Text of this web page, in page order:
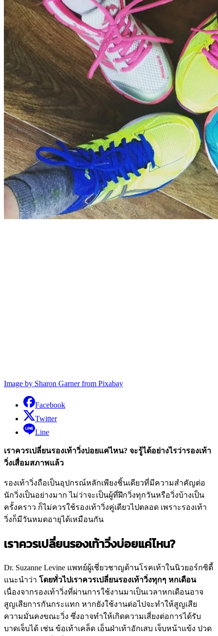
Image by Sharon Garner from Pixabay
Facebook
Twitter
Line
เราควรเปลี่ยนรองเท้าวิ่งบ่อยแค่ไหน? จะรู้ได้อย่างไรว่ารองเท้า
วิ่งเสื่อมสภาพแล้ว
รองเท้าวิ่งถือเป็นอุปกรณ์หลักเพียงชิ้นเดียวที่มีความสำคัญต่อ
นักวิ่งเป็นอย่างมาก ไม่ว่าจะเป็นผู้ที่ฝึกวิ่งทุกวันหรือวิ่งบ้างเป็น
ครั้งคราว ก็ไม่ควรใช้รองเท้าวิ่งคู่เดียวไปตลอด เพราะรองเท้า
วิ่งก็มีวันหมดอายุได้เหมือนกัน
เราควรเปลี่ยนรองเท้าวิ่งบ่อยแค่ไหน?
Dr. Suzanne Levine แพทย์ผู้เชี่ยวชาญด้านโรคเท้าในนิวยอร์กซิตี้
แนะนำว่า โดยทั่วไปเราควรเปลี่ยนรองเท้าวิ่งทุกๆ หกเดือน
เนื่องจากรองเท้าวิ่งที่ผ่านการใช้งานมาเป็นเวลาหกเดือนอาจ
สูญเสียการกันกระแทก หากยังใช้งานต่อไปจะทำให้สูญเสีย
ความมั่นคงขณะวิ่ง ซึ่งอาจทำให้เกิดความเสี่ยงต่อการได้รับ
บาดเจ็บได้ เช่น ข้อเท้าเคล็ด เอ็นฝ่าเท้าอักเสบ เจ็บหน้าแข้ง ปวด